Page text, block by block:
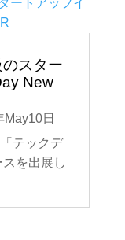
スター
New
May10日
テックデ
を出展し